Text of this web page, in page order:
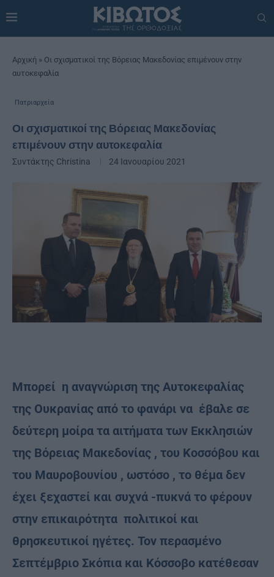
Αρχική » Οι σχισματικοί της Βόρειας Μακεδονίας επιμένουν στην
αυτοκεφαλία
Πατριαρχεία
Οι σχισματικοί της Βόρειας Μακεδονίας
επιμένουν στην αυτοκεφαλία
Συντάκτης Christina 24 Ιανουαρίου 2021
Mπορεί η αναγνώριση της Αυτοκεφαλίας
της Ουκρανίας από το φανάρι να έβαλε σε
δεύτερη μοίρα τα αιτήματα των Εκκλησιών
της Βόρειας Μακεδονίας , του Κοσσόβου και
του Μαυροβουνίου , ωστόσο , το θέμα δεν
έχει ξεχαστεί και συχνά -πυκνά το φέρουν
στην επικαιρότητα πολιτικοί και
θρησκευτικοί ηγέτες. Τον περασμένο
Σεπτέμβριο Σκόπια και Κόσσοβο κατέθεσαν